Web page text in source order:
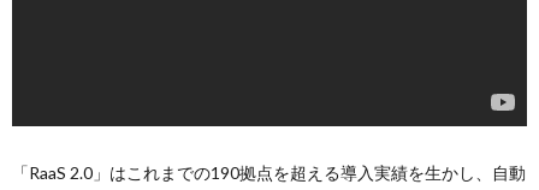
「RaaS 2.0」はこれまでの190拠点を超える導入実績を生かし、自動